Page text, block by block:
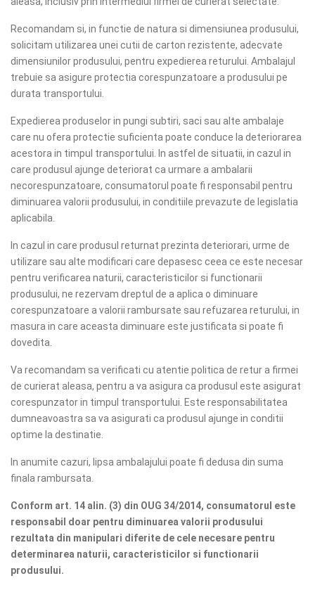
Recomandam si, in functie de natura si dimensiunea produsului,
solicitam utilizarea unei cutii de carton rezistente, adecvate
dimensiunilor produsului, pentru expedierea returului. Ambalajul
trebuie sa asigure protectia corespunzatoare a produsului pe
durata transportului.
Expedierea produselor in pungi subtiri, saci sau alte ambalaje
care nu ofera protectie suficienta poate conduce la deteriorarea
acestora in timpul transportului. In astfel de situatii, in cazul in
care produsul ajunge deteriorat ca urmare a ambalarii
necorespunzatoare, consumatorul poate fi responsabil pentru
diminuarea valorii produsului, in conditiile prevazute de legislatia
aplicabila.
In cazul in care produsul returnat prezinta deteriorari, urme de
utilizare sau alte modificari care depasesc ceea ce este necesar
pentru verificarea naturii, caracteristicilor si functionarii
produsului, ne rezervam dreptul de a aplica o diminuare
corespunzatoare a valorii rambursate sau refuzarea returului, in
masura in care aceasta diminuare este justificata si poate fi
dovedita.
Va recomandam sa verificati cu atentie politica de retur a firmei
de curierat aleasa, pentru a va asigura ca produsul este asigurat
corespunzator in timpul transportului. Este responsabilitatea
dumneavoastra sa va asigurati ca produsul ajunge in conditii
optime la destinatie.
In anumite cazuri, lipsa ambalajului poate fi dedusa din suma
finala rambursata.
Conform art. 14 alin. (3) din OUG 34/2014, consumatorul este
responsabil doar pentru diminuarea valorii produsului
rezultata din manipulari diferite de cele necesare pentru
determinarea naturii, caracteristicilor si functionarii
produsului.